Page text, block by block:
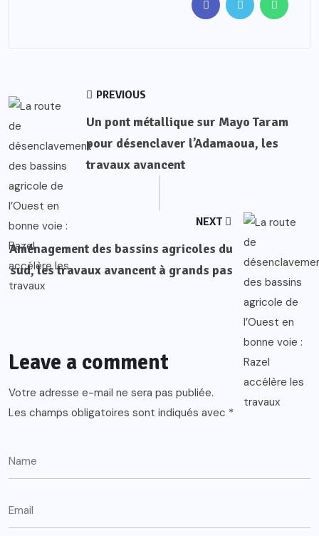
PREVIOUS
Un pont métallique sur Mayo Taram
pour désenclaver l’Adamaoua, les
travaux avancent
NEXT
Aménagement des bassins agricoles du
sud, les travaux avancent à grands pas
Leave a comment
Votre adresse e-mail ne sera pas publiée.
Les champs obligatoires sont indiqués avec *